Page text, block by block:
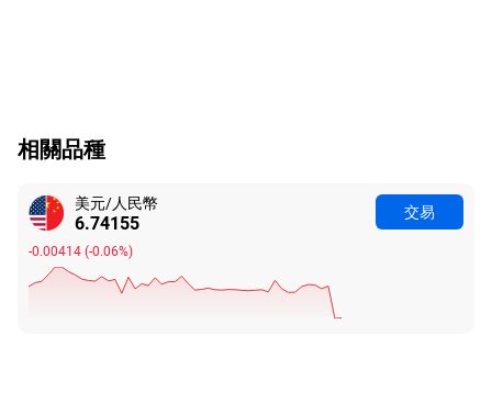
相關品種
美元/人民幣
6.74155
-0.00414(-0.06%)
交易